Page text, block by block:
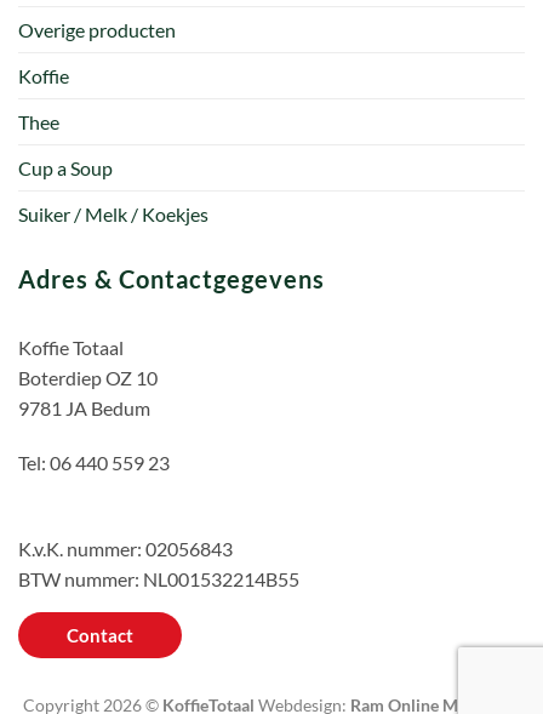
Overige producten
Koffie
Thee
Cup a Soup
Suiker / Melk / Koekjes
Adres & Contactgegevens
Koffie Totaal
Boterdiep OZ 10
9781 JA Bedum
Tel: 06 440 559 23
K.v.K. nummer: 02056843
BTW nummer: NL001532214B55
Contact
Copyright 2026 © KoffieTotaal Webdesign: Ram Online Marketing